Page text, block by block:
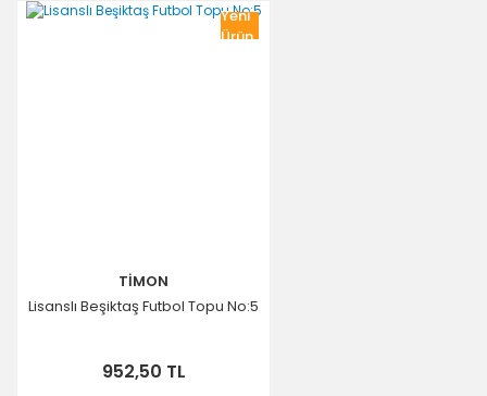
Yeni
Ürün
TİMON
Lisanslı Beşiktaş Futbol Topu No:5
952,50 TL